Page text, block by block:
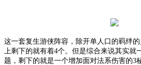
这一套复生游侠阵容，除开单人口的羁绊
上剩下的就有着4个。但是综合来说其实就
题，剩下的就是一个增加面对法系伤害的3